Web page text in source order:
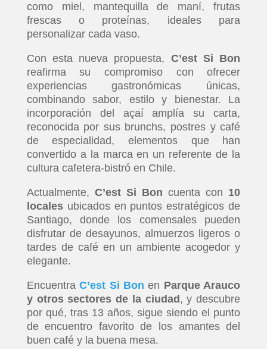
como miel, mantequilla de maní, frutas
frescas o proteínas, ideales para
personalizar cada vaso.
Con esta nueva propuesta, C’est Si Bon
reafirma su compromiso con ofrecer
experiencias gastronómicas únicas,
combinando sabor, estilo y bienestar. La
incorporación del açaí amplía su carta,
reconocida por sus brunchs, postres y café
de especialidad, elementos que han
convertido a la marca en un referente de la
cultura cafetera-bistró en Chile.
Actualmente, C’est Si Bon cuenta con 10
localesubicados en puntos estratégicos de
Santiago, donde los comensales pueden
disfrutar de desayunos, almuerzos ligeros o
tardes de café en un ambiente acogedor y
elegante.
EncuentraC’est Si Bon en Parque Arauco
y otros sectores de la ciudad , y descubre
por qué, tras 13 años, sigue siendo el punto
de encuentro favorito de los amantes del
buen café y la buena mesa.